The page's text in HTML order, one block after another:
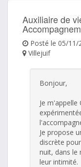
Auxiliaire de
Posté le 05/11/
Villejuif
Bonjour,
Je m'appelle
Je propose
discrète
nuit, dans le
leur intimité.